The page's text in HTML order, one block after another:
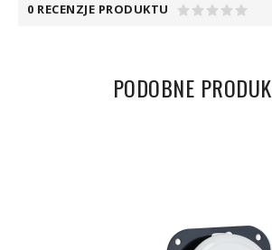
0 RECENZJE PRODUKTU
PODOBNE